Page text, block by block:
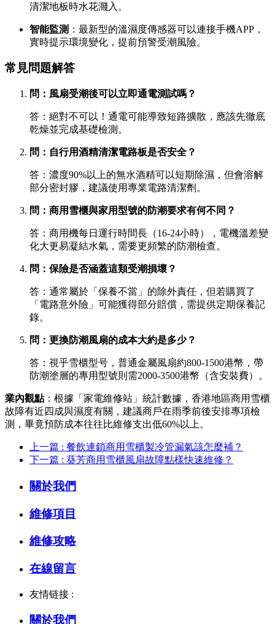
清潔地板時水花濺入。
智能監測 ：最新型的溫濕度傳感器可以連接手機APP，
實時提示環境變化，提前預警受潮風險。
常見問題解答
問：風扇受潮後可以立即通電測試嗎？
答：絕對不可以！通電可能導致短路擴散，應該先徹底
乾燥並完成基礎檢測。
問：自行用酒精清潔電路板是否安全？
答：濃度90%以上的無水酒精可以短期除濕，但會溶解
部分密封膠，建議使用專業電路清潔劑。
問：商用雪櫃與家用型號的防潮要求有何不同？
答：商用機每日運行時間長（16-24小時），電機溫差變
化大更易凝結水氣，需要更頻繁的防潮檢查。
問：保險是否涵蓋這類受潮損壞？
答：通常屬於「保養不當」的除外責任，但若購買了
「電路意外險」可能獲得部分賠償，需提供定期保養記
錄。
問：更換防潮風扇的成本大約是多少？
答：視乎雪櫃型号，普通金屬風扇約800-1500港幣，帶
防潮塗層的專用型號則需2000-3500港幣（含安裝費）。
業內觀點：根據「家電維修站」統計數據，香港地區商用雪櫃
故障有近四成與濕度有關，建議商戶在雨季前後安排專項檢
測，畢竟預防成本往往比維修支出低60%以上。
上一篇 : 餐飲連鎖商用雪櫃製冷管漏氣該怎麼補？
下一篇 : 葵芳商用雪櫃風扇故障點樣快速維修？
關於我們
維修項目
維修攻略
在線留言
友情链接 :
關於我們